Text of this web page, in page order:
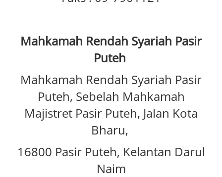
Mahkamah Rendah Syariah Pasir
Puteh
Mahkamah Rendah Syariah Pasir
Puteh, Sebelah Mahkamah
Majistret Pasir Puteh, Jalan Kota
Bharu,
16800 Pasir Puteh, Kelantan Darul
Naim